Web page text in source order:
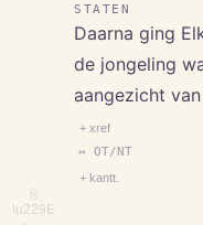
⎘
\u229E
STATEN
Daarna ging
de jongeling
aangezicht
+ xref
↔ OT/NT
+ kantt.